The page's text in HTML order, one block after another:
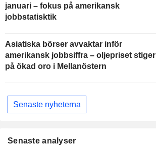
januari – fokus på amerikansk
jobbstatisktik
Asiatiska börser avvaktar inför
amerikansk jobbsiffra – oljepriset stiger
på ökad oro i Mellanöstern
Senaste nyheterna
Senaste analyser